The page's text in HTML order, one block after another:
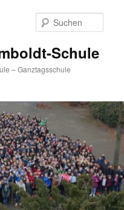
Schule
– Ganztagsschule